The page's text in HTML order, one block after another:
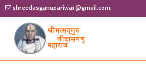
shreedasganupariwar@gmail.com